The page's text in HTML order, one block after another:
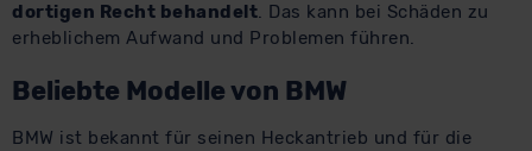
dortigen Recht behandelt. Das kann bei Schäden zu
erheblichem Aufwand und Problemen führen.
Beliebte Modelle von BMW
BMW ist bekannt für seinen Heckantrieb und für die